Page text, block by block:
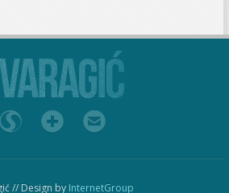
// Design by InternetGroup